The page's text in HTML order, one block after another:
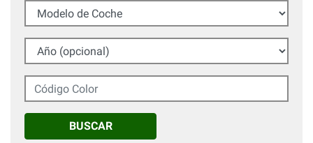
Modelo de Coche
Año (opcional)
Código Color
BUSCAR